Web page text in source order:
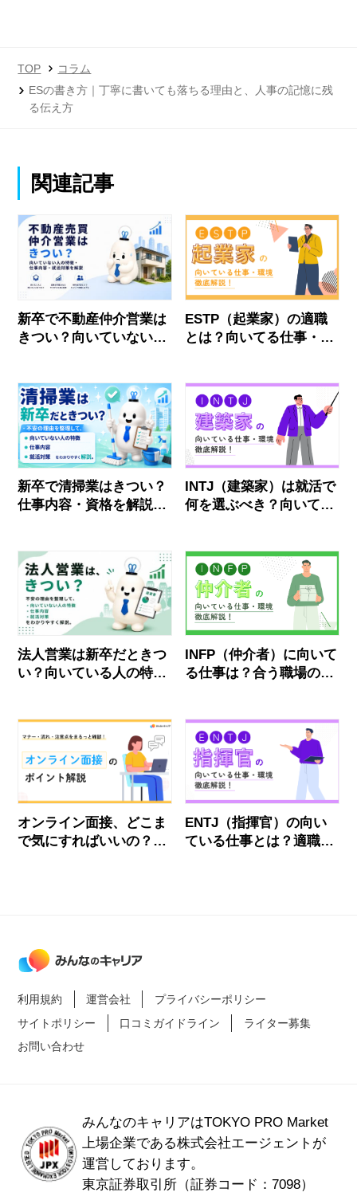
TOP
コラム
ESの書き方｜丁寧に書いても落ちる理由と、人事の記憶に残
る伝え方
関連記事
新卒で不動産仲介営業は
きつい？向いていない人
ESTP（起業家）の適職
とは？向いてる仕事・失
新卒で清掃業はきつい？
仕事内容・資格を解説｜
INTJ（建築家）は就活で
何を選ぶべき？向いてる
法人営業は新卒だときつ
い？向いている人の特
INFP（仲介者）に向いて
る仕事は？合う職場の見
オンライン面接、どこま
で気にすればいいの？マ
ENTJ（指揮官）の向い
ている仕事とは？適職・
利用規約 運営会社
プライバシーポリシー
サイトポリシー
口コミガイドライン
ライター募集
お問い合わせ
みんなのキャリアはTOKYO PRO Market
上場企業である株式会社エージェントが
運営しております。
東京証券取引所（証券コード：7098）